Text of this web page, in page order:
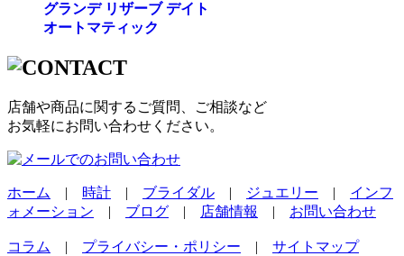
グランデ リザーブ デイト
オートマティック
店舗や商品に関するご質問、ご相談など
お気軽にお問い合わせください。
ホーム | 時計 | ブライダル | ジュエリー | インフ
ォメーション | ブログ | 店舗情報 | お問い合わせ
コラム | プライバシー・ポリシー | サイトマップ